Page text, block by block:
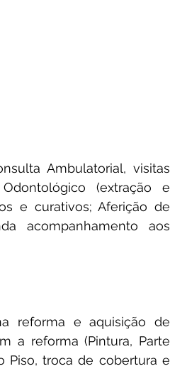
Ambulatorial, visitas
(extração e
e curativos; Aferição de
acompanhamento aos
reforma e aquisição de
a reforma (Pintura, Parte
Piso, troca de cobertura e